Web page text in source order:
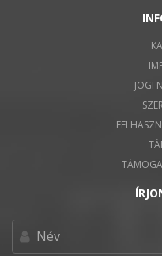
JOGI